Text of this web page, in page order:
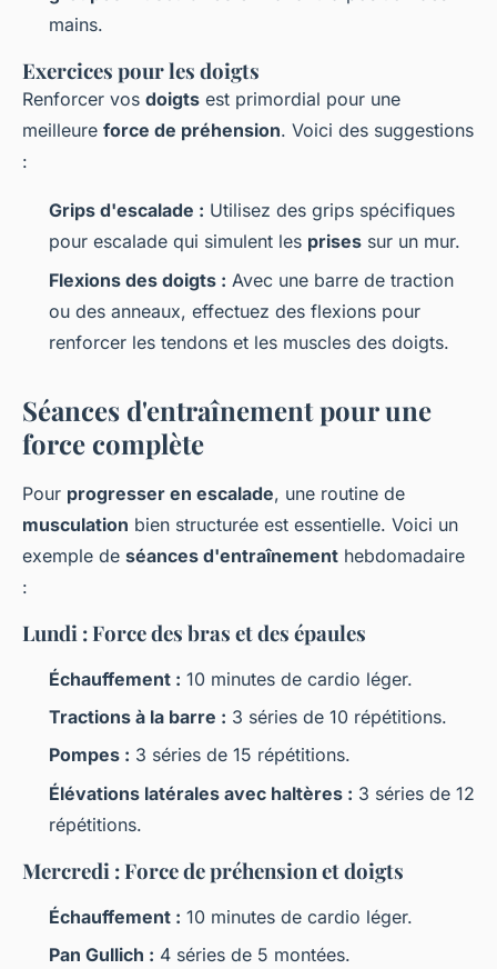
mains.
Exercices pour les doigts
Renforcer vos doigts est primordial pour une
meilleure force de préhension. Voici des suggestions
:
Grips d'escalade : Utilisez des grips spécifiques
pour escalade qui simulent les prises sur un mur.
Flexions des doigts : Avec une barre de traction
ou des anneaux, effectuez des flexions pour
renforcer les tendons et les muscles des doigts.
Séances d'entraînement pour une
force complète
Pour progresser en escalade, une routine de
musculation bien structurée est essentielle. Voici un
exemple de séances d'entraînement hebdomadaire
:
Lundi : Force des bras et des épaules
Échauffement : 10 minutes de cardio léger.
Tractions à la barre : 3 séries de 10 répétitions.
Pompes : 3 séries de 15 répétitions.
Élévations latérales avec haltères : 3 séries de 12
répétitions.
Mercredi : Force de préhension et doigts
Échauffement : 10 minutes de cardio léger.
Pan Gullich : 4 séries de 5 montées.